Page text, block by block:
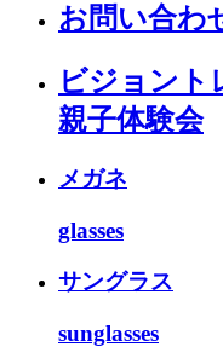
お問い合わ
ビジョント
親子体験会
メガネ
glasses
サングラス
sunglasses